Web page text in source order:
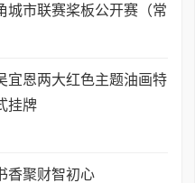
城市联赛桨板公开赛（常
宜恩两大红色主题油画特
挂牌
香聚财智初心